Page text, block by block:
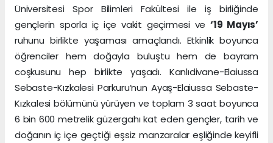
Üniversitesi Spor Bilimleri Fakültesi ile iş birliğinde
gençlerin sporla iç içe vakit geçirmesi ve‘19 Mayıs’
ruhunu birlikte yaşaması amaçlandı. Etkinlik boyunca
öğrenciler hem doğayla buluştu hem de bayram
coşkusunu hep birlikte yaşadı. Kanlıdivane-Elaiussa
Sebaste-Kızkalesi Parkuru’nun Ayaş-Elaiussa Sebaste-
Kızkalesi bölümünü yürüyen ve toplam 3 saat boyunca
6 bin 600 metrelik güzergahı kat eden gençler, tarih ve
doğanın iç içe geçtiği eşsiz manzaralar eşliğinde keyifli